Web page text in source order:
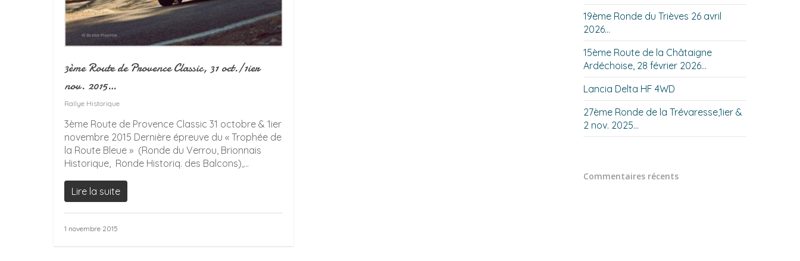
3ème Route de Provence Classic, 31 oct./1ier
nov. 2015…
Rallye Historique
3ème Route de Provence Classic 31 octobre & 1ier
novembre 2015 Dernière épreuve du « Trophée de
la Route Bleue » (Ronde du Verrou, Brionnais
Historique, Ronde Historiq. des Balcons),...
Lire la suite
1 novembre 2015
19ème Ronde du Trièves 26 avril
2026…
15ème Route de la Châtaigne
Ardéchoise, 28 février 2026…
Lancia Delta HF 4WD
27ème Ronde de la Trévaresse,1ier &
2 nov. 2025…
Commentaires récents